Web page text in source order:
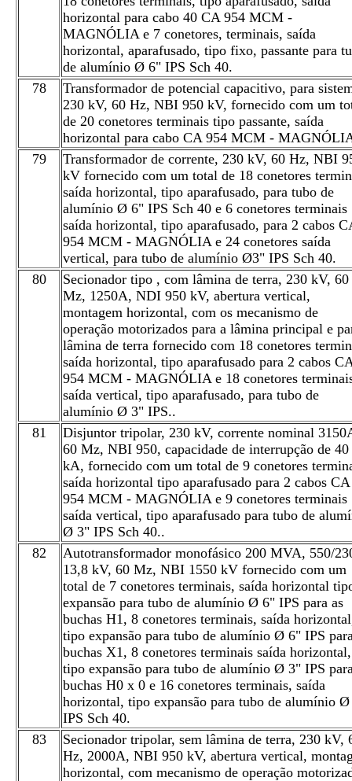
horizontal para cabo 40 CA 954 MCM -
MAGNÓLIA e 7 conetores, terminais, saída
horizontal, aparafusado, tipo fixo, passante para
de alumínio Ø 6" IPS Sch 40.
78
Transformador de potencial capacitivo, para
230 kV, 60 Hz, NBI 950 kV, fornecido com um
de 20 conetores terminais tipo passante, saída
horizontal para cabo CA 954 MCM -
79
Transformador de corrente, 230 kV, 60 Hz, NBI
kV fornecido com um total de 18 conetores
saída horizontal, tipo aparafusado, para tubo de
alumínio Ø 6" IPS Sch 40 e 6 conetores terminais
saída horizontal, tipo aparafusado, para 2 cabos
954 MCM - MAGNÓLIA e 24 conetores saída
vertical, para tubo de alumínio Ø3" IPS Sch 40.
80
Secionador tipo , com lâmina de terra, 230 kV, 60
Mz, 1250A, NDI 950 kV, abertura vertical,
montagem horizontal, com os mecanismo de
operação motorizados para a lâmina principal e
lâmina de terra fornecido com 18 conetores
saída horizontal, tipo aparafusado para 2 cabos
954 MCM - MAGNÓLIA e 18 conetores
saída vertical, tipo aparafusado, para tubo de
alumínio Ø 3" IPS..
81
Disjuntor tripolar, 230 kV, corrente nominal
60 Mz, NBI 950, capacidade de interrupção de 40
kA, fornecido com um total de 9 conetores
saída horizontal tipo aparafusado para 2 cabos CA
954 MCM - MAGNÓLIA e 9 conetores terminais
saída vertical, tipo aparafusado para tubo de
Ø 3" IPS Sch 40..
82
Autotransformador monofásico 200 MVA, 550/
13,8 kV, 60 Mz, NBI 1550 kV fornecido com um
total de 7 conetores terminais, saída horizontal
expansão para tubo de alumínio Ø 6" IPS para as
buchas H1, 8 conetores terminais, saída
tipo expansão para tubo de alumínio Ø 6" IPS
buchas X1, 8 conetores terminais saída horizontal,
tipo expansão para tubo de alumínio Ø 3" IPS
buchas H0 x 0 e 16 conetores terminais, saída
horizontal, tipo expansão para tubo de alumínio
IPS Sch 40.
83
Secionador tripolar, sem lâmina de terra, 230 kV,
Hz, 2000A, NBI 950 kV, abertura vertical,
horizontal, com mecanismo de operação